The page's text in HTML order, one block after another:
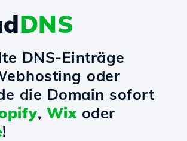
DNS
DNS-Einträge
oder
die Domain sofort
, Wixoder
!